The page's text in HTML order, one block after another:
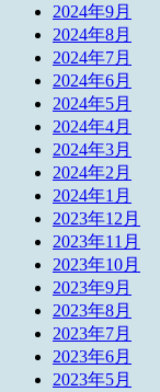
2024年9月
2024年8月
2024年7月
2024年6月
2024年5月
2024年4月
2024年3月
2024年2月
2024年1月
2023年12月
2023年11月
2023年10月
2023年9月
2023年8月
2023年7月
2023年6月
2023年5月